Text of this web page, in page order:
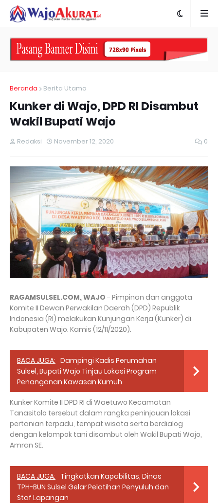
Beranda Berita Utama
Kunker di Wajo, DPD RI Disambut
Wakil Bupati Wajo
Redaksi November 12, 2020 0
RAGAMSULSEL.COM, WAJO - Pimpinan dan anggota
Komite II Dewan Perwakilan Daerah (DPD) Republik
Indonesia (RI) melakukan Kunjungan Kerja (Kunker) di
Kabupaten Wajo. Kamis (12/11/2020).
BACA JUGA: Dampingi Kadis Perumahan
Sulsel, Bupati Wajo Tinjau Lokasi Program
Penanganan Kawasan Kumuh
Kunker Komite II DPD RI di Waetuwo Kecamatan
Tanasitolo tersebut dalam rangka peninjauan lokasi
pertanian terpadu, tempat wisata serta berdialog
dengan kelompok tani disambut oleh Wakil Bupati Wajo,
Amran SE.
BACA JUGA: Tingkatkan Kapabilitas, Dinas
TPH-BUN Sulsel Gelar Pelatihan Penyuluh dan
Staf Lapangan